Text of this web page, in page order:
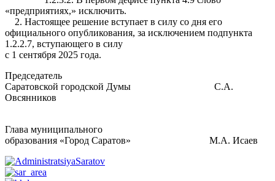
«предприятиях,» исключить.
2. Настоящее решение вступает в силу со дня его
официального опубликования, за исключением подпункта
1.2.2.7, вступающего в силу
с 1 сентября 2025 года.
Председатель
Саратовской городской Думы С.А.
Овсянников
Глава муниципального
образования «Город Саратов» М.А. Исаев